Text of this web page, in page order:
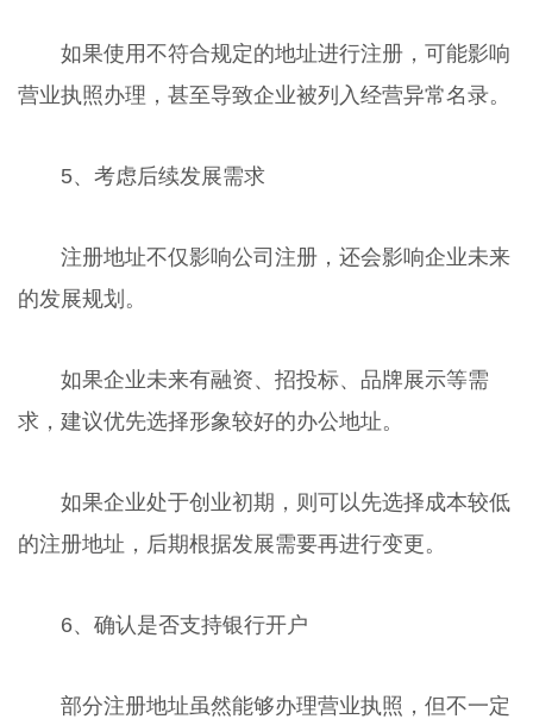
如果使用不符合规定的地址进行注册，可能影响
营业执照办理，甚至导致企业被列入经营异常名录。
5、考虑后续发展需求
注册地址不仅影响公司注册，还会影响企业未来
的发展规划。
如果企业未来有融资、招投标、品牌展示等需
求，建议优先选择形象较好的办公地址。
如果企业处于创业初期，则可以先选择成本较低
的注册地址，后期根据发展需要再进行变更。
6、确认是否支持银行开户
部分注册地址虽然能够办理营业执照，但不一定